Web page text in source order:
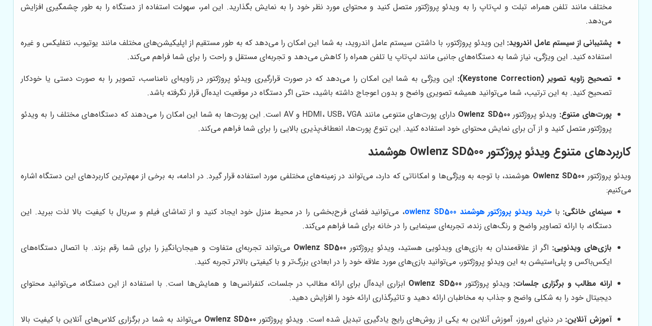
مختلف مانند تلفن همراه، تبلت و لپ‌تاپ را به ویدئو پروژکتور متصل کنید و محتوای مورد نظر خود را به نمایش بگذارید. این امر، سهولت استفاده از دستگاه را به طور چشمگیری افزایش
می‌دهد.
پشتیبانی از سیستم عامل اندروید: این ویدئو پروژکتور، با داشتن سیستم عامل اندروید، به شما این امکان را می‌دهد که به طور مستقیم از اپلیکیشن‌های مختلف مانند یوتیوب، نتفلیکس و غیره
استفاده کنید. این ویژگی، نیاز شما به دستگاه‌های جانبی مانند لپ‌تاپ یا تلفن همراه را کاهش می‌دهد و تجربه‌ای مستقل و راحت را برای شما فراهم می‌کند.
تصحیح زاویه تصویر (Keystone Correction):
این ویژگی به شما این امکان را می‌دهد که در صورت قرارگیری ویدئو پروژکتور در زاویه‌ای نامناسب، تصویر را به صورت دستی یا خودکار
تصحیح کنید. به این ترتیب، شما می‌توانید همیشه تصویری واضح و بدون اعوجاج داشته باشید، حتی اگر دستگاه در موقعیت ایده‌آل قرار نگرفته باشد.
پورت‌های متنوع: ویدئو پروژکتور Owlenz SD500
دارای پورت‌های متنوعی مانند HDMI، USB، VGA و AV است. این پورت‌ها به شما این امکان را می‌دهند که دستگاه‌های مختلف را به ویدئو
پروژکتور متصل کنید و از آن برای نمایش محتوای خود استفاده کنید. این تنوع پورت‌ها، انعطاف‌پذیری بالایی را برای شما فراهم می‌کند.
کاربردهای متنوع ویدئو پروژکتور Owlenz SD500 هوشمند
ویدئو پروژکتور Owlenz SD500 هوشمند، با توجه به ویژگی‌ها و امکاناتی که دارد، می‌تواند در زمینه‌های مختلفی مورد استفاده قرار گیرد. در ادامه، به برخی از مهم‌ترین کاربردهای این دستگاه اشاره
می‌کنیم:
سینمای خانگی: باخرید ویدئو پروژکتور هوشمند owlenz SD500
، می‌توانید فضای فرح‌بخشی را در محیط منزل خود ایجاد کنید و از تماشای فیلم و سریال با کیفیت بالا لذت ببرید. این
دستگاه، با ارائه تصاویر واضح و رنگ‌های زنده، تجربه‌ای سینمایی را در خانه برای شما فراهم می‌کند.
بازی‌های ویدئویی: اگر از علاقه‌مندان به بازی‌های ویدئویی هستید، ویدئو پروژکتور Owlenz SD500 می‌تواند تجربه‌ای متفاوت و هیجان‌انگیز را برای شما رقم بزند. با اتصال دستگاه‌های
ایکس‌باکس و پلی‌استیشن به این ویدئو پروژکتور، می‌توانید بازی‌های مورد علاقه خود را در ابعادی بزرگ‌تر و با کیفیتی بالاتر تجربه کنید.
ارائه مطالب و برگزاری جلسات: ویدئو پروژکتور Owlenz SD500 ابزاری ایده‌آل برای ارائه مطالب در جلسات، کنفرانس‌ها و همایش‌ها است. با استفاده از این دستگاه، می‌توانید محتوای
دیجیتال خود را به شکلی واضح و جذاب به مخاطبان ارائه دهید و تاثیرگذاری ارائه خود را افزایش دهید.
آموزش آنلاین: در دنیای امروز، آموزش آنلاین به یکی از روش‌های رایج یادگیری تبدیل شده است. ویدئو پروژکتور Owlenz SD500 می‌تواند به شما در برگزاری کلاس‌های آنلاین با کیفیت بالا